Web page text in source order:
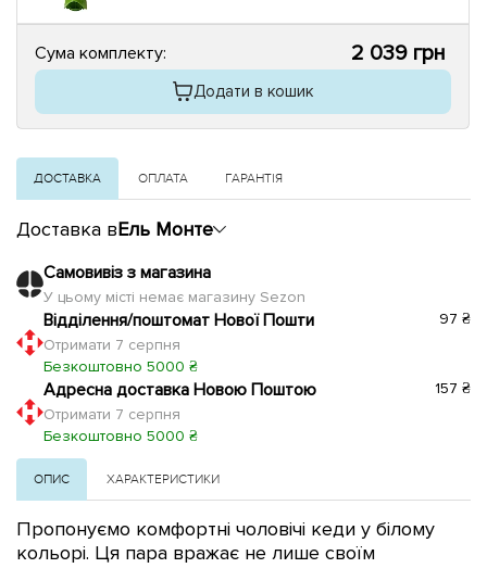
Сума комплекту: 2 039 грн
Додати в кошик
ДОСТАВКА ОПЛАТА ГАРАНТІЯ
Доставка вЕль Монте
Самовивіз з магазина
У цьому місті немає магазину Sezon
Відділення/поштомат Нової Пошти
Отримати 7 серпня
Безкоштовно 5000 ₴
97 ₴
Адресна доставка Новою Поштою
Отримати 7 серпня
Безкоштовно 5000 ₴
157 ₴
ОПИС ХАРАКТЕРИСТИКИ
Пропонуємо комфортні чоловічі кеди у білому
кольорі. Ця пара вражає не лише своїм